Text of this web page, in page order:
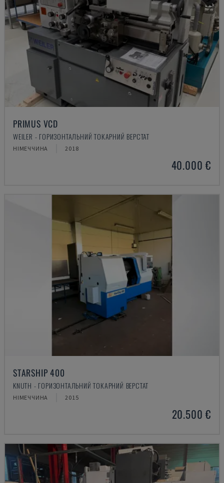
PRIMUS VCD
WEILER - ГОРИЗОНТАЛЬНИЙ ТОКАРНИЙ ВЕРСТАТ
НІМЕЧЧИНА 2018
40.000 €
STARSHIP 400
KNUTH - ГОРИЗОНТАЛЬНИЙ ТОКАРНИЙ ВЕРСТАТ
НІМЕЧЧИНА 2015
20.500 €